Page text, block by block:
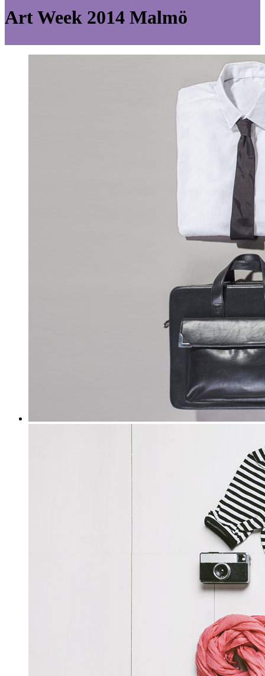
Art Week 2014 Malmö